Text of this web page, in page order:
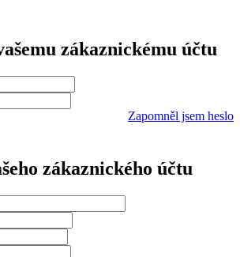
zákaznickému účtu
Zapomněl jsem heslo
zákaznického účtu